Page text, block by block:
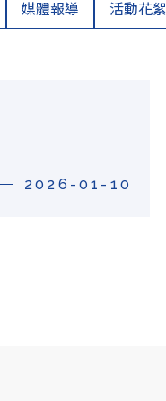
媒體報導 活動花絮
2026-01-10